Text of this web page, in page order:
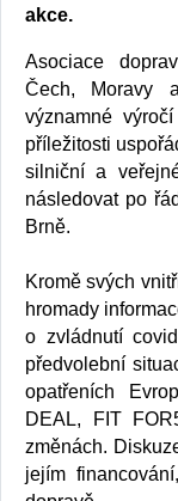
akce.
Asociace
Čech, Moravy
významné
příležitosti
silniční a
následovat po
Brně.
Kromě svých
hromady
o zvládnutí
předvolební
opatřeních
DEAL, FIT
změnách.
jejím